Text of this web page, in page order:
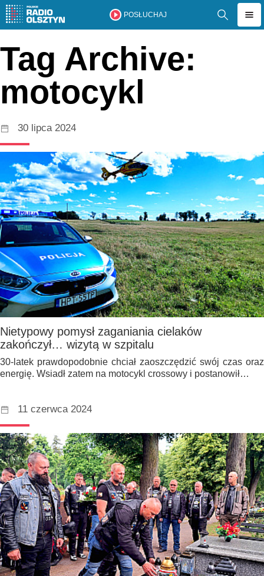
POSŁUCHAJ
Tag Archive:
motocykl
30 lipca 2024
Nietypowy pomysł zaganiania cielaków
zakończył… wizytą w szpitalu
30-latek prawdopodobnie chciał zaoszczędzić swój czas oraz
energię. Wsiadł zatem na motocykl crossowy i postanowił…
11 czerwca 2024